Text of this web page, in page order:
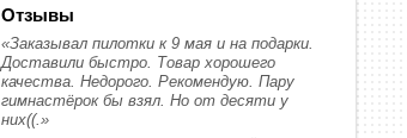
Отзывы
«Заказывал пилотки к 9 мая и на подарки.
Доставили быстро. Товар хорошего
качества. Недорого. Рекомендую. Пару
гимнастёрок бы взял. Но от десяти у
них((.»